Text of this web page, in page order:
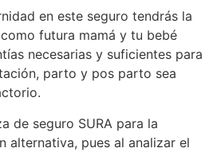
en este seguro tendrás la
futura mamá y tu bebé
necesarias y suficientes para
parto y pos parto sea
de seguro SURA para la
alternativa, pues al analizar el